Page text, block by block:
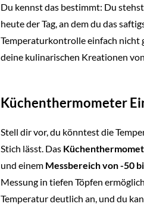
Du kennst das bestimmt: Du
heute der Tag, an dem du das
Temperaturkontrolle einfach nicht
deine kulinarischen Kreationen
Küchenthermometer
Stell dir vor, du könntest die
Stich lässt. Das
und einem Messbereich von -50
Messung in tiefen Töpfen
Temperatur deutlich an, und du